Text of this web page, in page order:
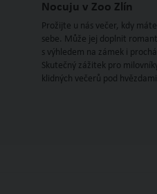
Nocuju v Zoo Zlín
Prožijte u nás večer, kdy
sebe. Může jej doplnit
s výhledem na zámek i
Skutečný zážitek pro
klidných večerů pod